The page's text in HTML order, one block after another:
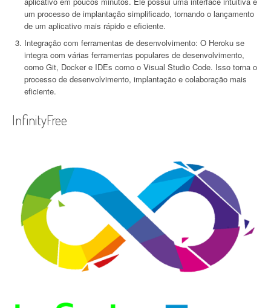
um processo de implantação simplificado, tornando o lançamento
de um aplicativo mais rápido e eficiente.
Integração com ferramentas de desenvolvimento: O Heroku se
integra com várias ferramentas populares de desenvolvimento,
como Git, Docker e IDEs como o Visual Studio Code. Isso torna o
processo de desenvolvimento, implantação e colaboração mais
eficiente.
InfinityFree